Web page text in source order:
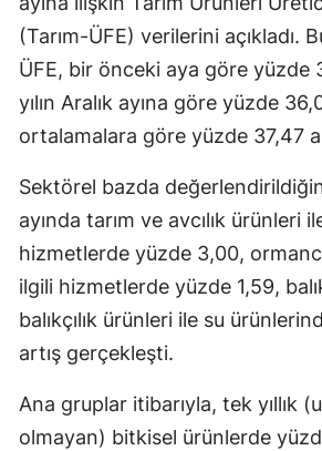
(Tarım-ÜFE) verilerini açıkladı.
ÜFE, bir önceki aya göre yüzde
yılın Aralık ayına göre yüzde
ortalamalara göre yüzde 37,47
Sektörel bazda
ayında tarım ve avcılık ürünleri
hizmetlerde yüzde 3,00,
ilgili hizmetlerde yüzde 1,59,
balıkçılık ürünleri ile su
artış gerçekleşti.
Ana gruplar itibarıyla, tek yıllık
olmayan) bitkisel ürünlerde